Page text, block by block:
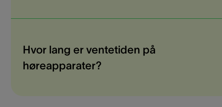
Hvor lang er ventetiden på
høreapparater?